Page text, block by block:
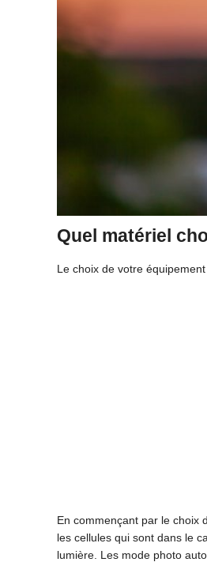
Quel matériel
Le choix de votre
En commençant par le choix
les cellules qui sont dans le
lumière. Les mode photo